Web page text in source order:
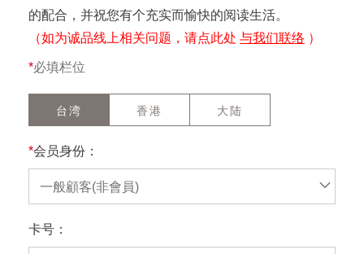
的配合，并祝您有个充实而愉快的阅读生活。
（如为诚品线上相关问题，请点此处 与我们联络 ）
*必填栏位
台湾 香港 大陆
*会员身份：
一般顧客(非會員)
卡号：